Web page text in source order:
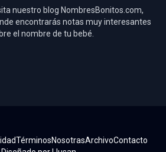
Los Vengadores
Mi Villano Favorito
Pokémon Go
nuestro blog NombresBonitos.com,
encontrarás notas muy interesantes
el nombre de tu bebé.
TérminosNosotrasArchivoContacto